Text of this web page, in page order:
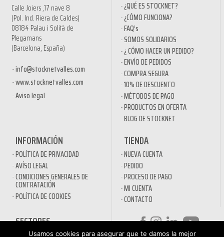
Calle Joiers ,17 nave 8
(Pol. Ind. Riera de Caldes)
08184 Palau i Solità de
Plegamans
(Barcelona, España)
info@stocknetvalles.com
www.stocknetvalles.com
Aviso legal
¿QUÉ ES STOCKNET?
¿CÓMO FUNCIONA?
FAQ’s
SOMOS SOLIDARIOS
¿ CÓMO HACER UN PEDIDO?
ENVÍO DE PEDIDOS
COMPRA SEGURA
10% DE DESCUENTO
MÉTODOS DE PAGO
PRODUCTOS EN OFERTA
BLOG DE STOCKNET
INFORMACIÓN
POLÍTICA DE PRIVACIDAD
AVÍSO LEGAL
CONDICIONES GENERALES DE
CONTRATACIÓN
POLÍTICA DE COOKIES
TIENDA
NUEVA CUENTA
PEDIDO
PROCESO DE PAGO
MI CUENTA
CONTACTO
SECTORES
Usamos cookies para asegurar que te damos la mejor